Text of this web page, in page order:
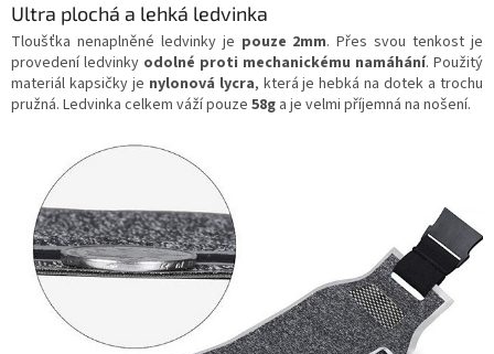
Ultra plochá a lehká ledvinka
Tloušťka nenaplněné ledvinky je pouze 2mm. Přes svou tenkost je
provedení ledvinky odolné proti mechanickému namáhání. Použitý
materiál kapsičky je nylonová lycra, která je hebká na dotek a trochu
pružná. Ledvinka celkem váží pouze 58g a je velmi příjemná na nošení.